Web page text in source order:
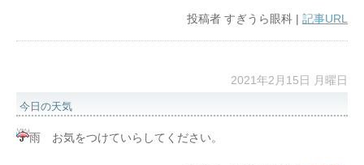
投稿者 すぎうら眼科 | 記事URL
2021年2月15日 月曜日
今日の天気
雨 お気をつけていらしてください。